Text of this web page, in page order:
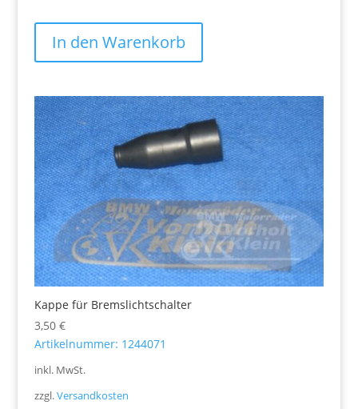
In den Warenkorb
Kappe für Bremslichtschalter
3,50 €
Artikelnummer: 1244071
inkl. MwSt.
zzgl.Versandkosten